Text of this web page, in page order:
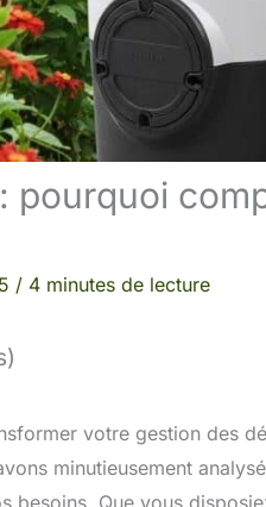
pourquoi
/ 4 minutes de lecture
votre gestion des
minutieusement
besoins. Que vous